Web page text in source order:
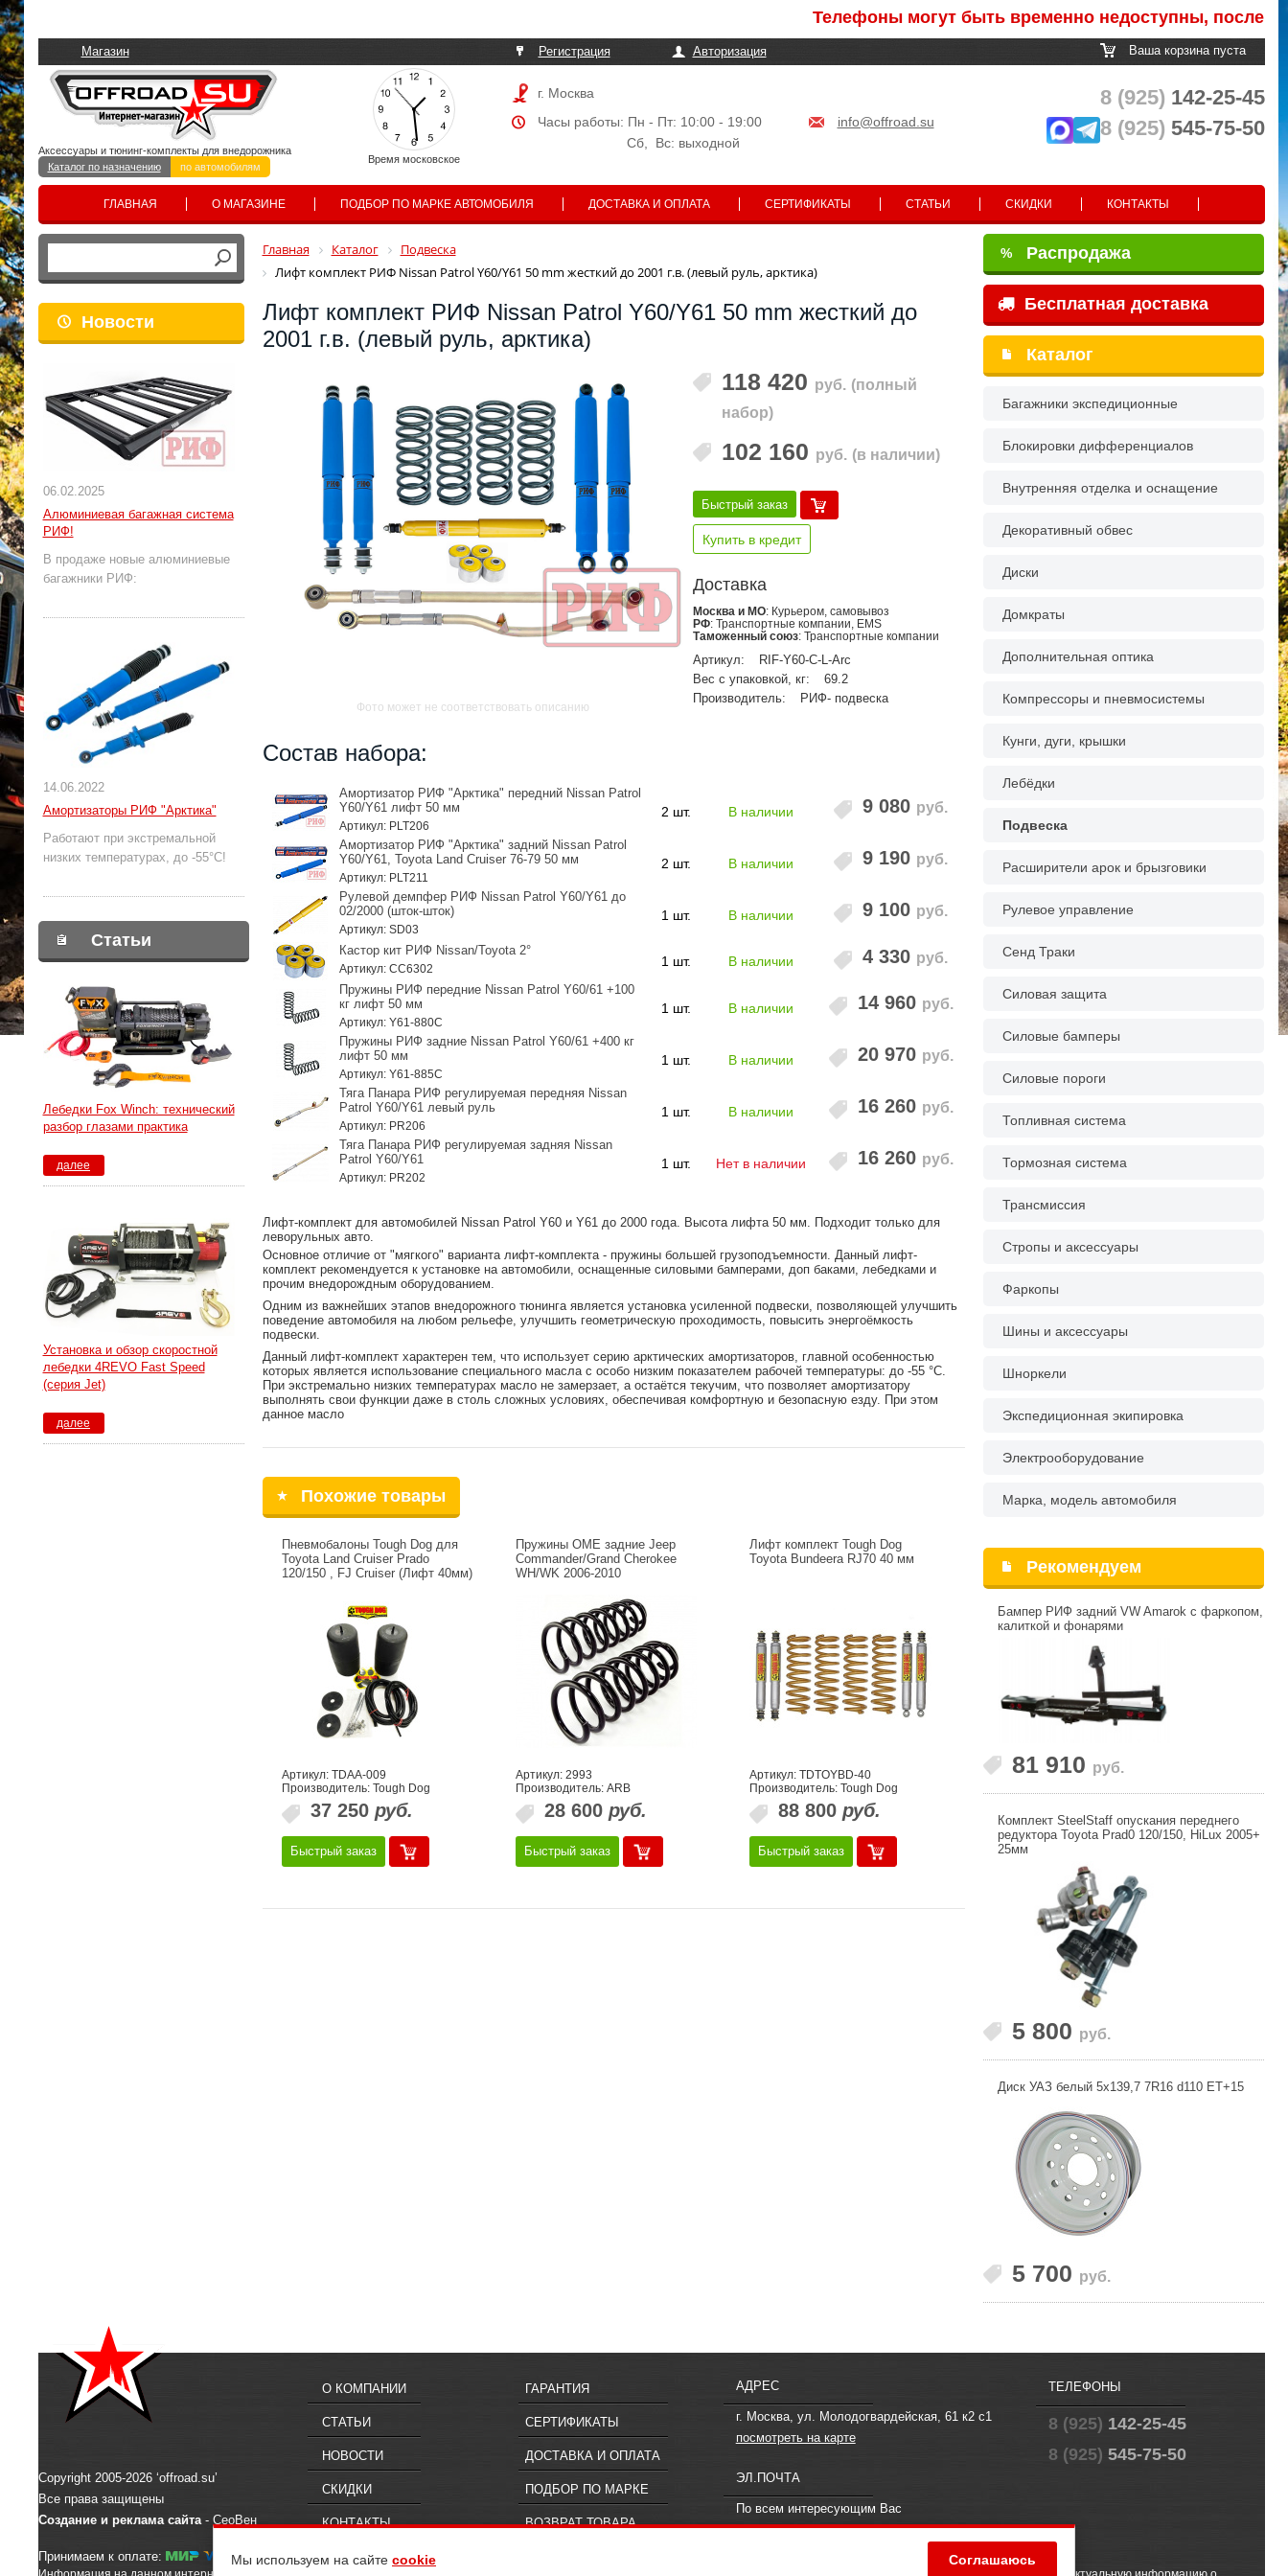
Телефоны могут быть временно недоступны, после
Магазин Регистрация Авторизация Ваша корзина пуста
Время московское
Аксессуары и тюнинг-комплекты для внедорожника
Каталог по назначению
по автомобилям
г. Москва
Часы работы: Пн - Пт: 10:00 - 19:00
info@offroad.su
Сб, Вс: выходной
8 (925) 142-25-45
8 (925) 545-75-50
ГЛАВНАЯ О МАГАЗИНЕ ПОДБОР ПО МАРКЕ АВТОМОБИЛЯ ДОСТАВКА И ОПЛАТА СЕРТИФИКАТЫ СТАТЬИ СКИДКИ КОНТАКТЫ
Новости
06.02.2025
Алюминиевая багажная система
РИФ!
В продаже новые алюминиевые
багажники РИФ:
14.06.2022
Амортизаторы РИФ "Арктика"
Работают при экстремальной
низких температурах, до -55°С!
Статьи
Лебедки Fox Winch: технический
разбор глазами практика
далее
Установка и обзор скоростной
лебедки 4REVO Fast Speed
(серия Jet)
далее
Главная Каталог
Подвеска
Лифт комплект РИФ Nissan Patrol Y60/Y61 50 mm жесткий до 2001 г.в. (левый руль, арктика)
Лифт комплект РИФ Nissan Patrol Y60/Y61 50 mm жесткий до
2001 г.в. (левый руль, арктика)
Фото может не соответствовать описанию
118 420 руб. (полный
набор)
102 160 руб. (в наличии)
Быстрый заказ
Купить в кредит
Доставка
Москва и МО: Курьером, самовывоз
РФ: Транспортные компании, EMS
Таможенный союз: Транспортные компании
Артикул:
RIF-Y60-C-L-Arc
Вес с упаковкой, кг:
69.2
Производитель:
РИФ- подвеска
Состав набора:
Амортизатор РИФ "Арктика" передний Nissan Patrol
Y60/Y61 лифт 50 мм
Артикул: PLT206
2 шт. В наличии 9 080 руб.
Амортизатор РИФ "Арктика" задний Nissan Patrol
Y60/Y61, Toyota Land Cruiser 76-79 50 мм
Артикул: PLT211
2 шт. В наличии 9 190 руб.
Рулевой демпфер РИФ Nissan Patrol Y60/Y61 до
02/2000 (шток-шток)
Артикул: SD03
1 шт. В наличии 9 100 руб.
Кастор кит РИФ Nissan/Toyota 2°
Артикул: CC6302 1 шт. В наличии 4 330 руб.
Пружины РИФ передние Nissan Patrol Y60/61 +100
кг лифт 50 мм
Артикул: Y61-880C
1 шт. В наличии 14 960 руб.
Пружины РИФ задние Nissan Patrol Y60/61 +400 кг
лифт 50 мм
Артикул: Y61-885C
1 шт. В наличии 20 970 руб.
Тяга Панара РИФ регулируемая передняя Nissan
Patrol Y60/Y61 левый руль
Артикул: PR206
1 шт. В наличии 16 260 руб.
Тяга Панара РИФ регулируемая задняя Nissan
Patrol Y60/Y61
Артикул: PR202
1 шт. Нет в наличии 16 260 руб.
Лифт-комплект для автомобилей Nissan Patrol Y60 и Y61 до 2000 года. Высота лифта 50 мм. Подходит только для
леворульных авто.
Основное отличие от "мягкого" варианта лифт-комплекта - пружины большей грузоподъемности. Данный лифт-
комплект рекомендуется к установке на автомобили, оснащенные силовыми бамперами, доп баками, лебедками и
прочим внедорождным оборудованием.
Одним из важнейших этапов внедорожного тюнинга является установка усиленной подвески, позволяющей улучшить
поведение автомобиля на любом рельефе, улучшить геометрическую проходимость, повысить энергоёмкость
подвески.
Данный лифт-комплект характерен тем, что использует серию арктических амортизаторов, главной особенностью
которых является использование специального масла с особо низким показателем рабочей температуры: до -55 °С.
При экстремально низких температурах масло не замерзает, а остаётся текучим, что позволяет амортизатору
выполнять свои функции даже в столь сложных условиях, обеспечивая комфортную и безопасную езду. При этом
данное масло
Похожие товары
Пневмобалоны Tough Dog для
Toyota Land Cruiser Prado
120/150 , FJ Cruiser (Лифт 40мм)
Артикул: TDAA-009
Производитель: Tough Dog
37 250 руб.
Быстрый заказ
Пружины OME задние Jeep
Commander/Grand Cherokee
WH/WK 2006-2010
Артикул: 2993
Производитель: ARB
28 600 руб.
Быстрый заказ
Лифт комплект Tough Dog
Toyota Bundeera RJ70 40 мм
Артикул: TDTOYBD-40
Производитель: Tough Dog
88 800 руб.
Быстрый заказ
% Распродажа
Бесплатная доставка
Каталог
Багажники экспедиционные
Блокировки дифференциалов
Внутренняя отделка и оснащение
Декоративный обвес
Диски
Домкраты
Дополнительная оптика
Компрессоры и пневмосистемы
Кунги, дуги, крышки
Лебёдки
Подвеска
Расширители арок и брызговики
Рулевое управление
Сенд Траки
Силовая защита
Силовые бамперы
Силовые пороги
Топливная система
Тормозная система
Трансмиссия
Стропы и аксессуары
Фаркопы
Шины и аксессуары
Шноркели
Экспедиционная экипировка
Электрооборудование
Марка, модель автомобиля
Рекомендуем
Бампер РИФ задний VW Amarok с фаркопом,
калиткой и фонарями
81 910 руб.
Комплект SteelStaff опускания переднего
редуктора Toyota Prad0 120/150, HiLux 2005+
25мм
5 800 руб.
Диск УАЗ белый 5x139,7 7R16 d110 ET+15
5 700 руб.
Copyright 2005-2026 ‘offroad.su’
Все права защищены
Создание и реклама сайта- СеоВен
Принимаем к оплате:
О КОМПАНИИ
СТАТЬИ
НОВОСТИ
СКИДКИ
КОНТАКТЫ
ГАРАНТИЯ
СЕРТИФИКАТЫ
ДОСТАВКА И ОПЛАТА
ПОДБОР ПО МАРКЕ
ВОЗВРАТ ТОВАРА
АДРЕС
г. Москва, ул. Молодогвардейская, 61 к2 с1
посмотреть на карте
ЭЛ.ПОЧТА
По всем интересующим Вас
вопросам пишитеinfo@offroad.su
ТЕЛЕФОНЫ
8 (925) 142-25-45
8 (925) 545-75-50
Информация на данном интернет-сайте предназначена для ознакомления, не является публичной офертой, определяемой положениями статьи 437 (2) ГК РФ. Чтобы получить точную и актуальную информацию о
Мы используем на сайте cookie Соглашаюсь